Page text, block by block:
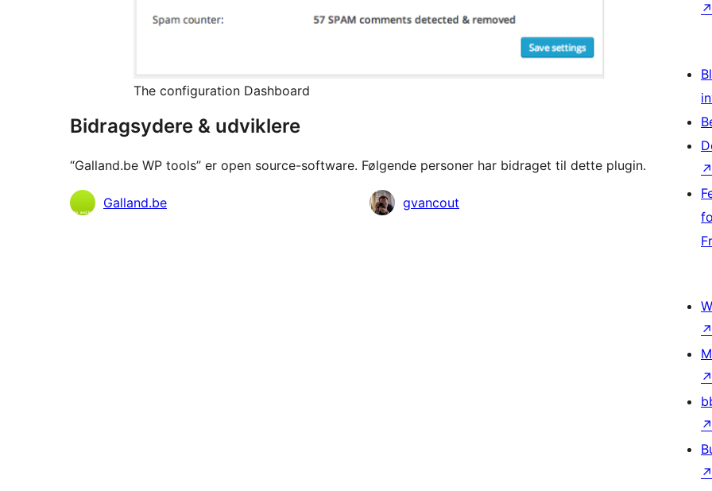
The configuration Dashboard
Bidragsydere & udviklere
“Galland.be WP tools” er open source-software. Følgende personer har bidraget til dette plugin.
Bidragsydere
Galland.be gvancout
↗
↗
↗
↗
↗
↗